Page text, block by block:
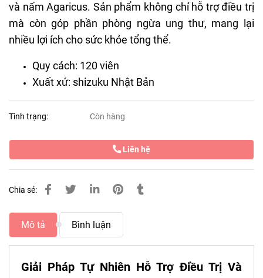
và nấm Agaricus. Sản phẩm không chỉ hỗ trợ điều trị
mà còn góp phần phòng ngừa ung thư, mang lại
nhiều lợi ích cho sức khỏe tổng thể.
Quy cách: 120 viên
Xuất xứ: shizuku Nhật Bản
Tình trạng: Còn hàng
Liên hệ
Chia sẻ:
Mô tả Bình luận
Giải Pháp Tự Nhiên Hỗ Trợ Điều Trị Và